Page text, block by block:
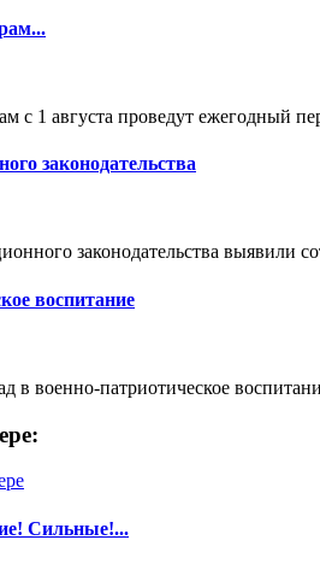
с 1 августа проведут ежегодный
законодательства
законодательства
воспитание
в военно-патриотическое
Сильные!...